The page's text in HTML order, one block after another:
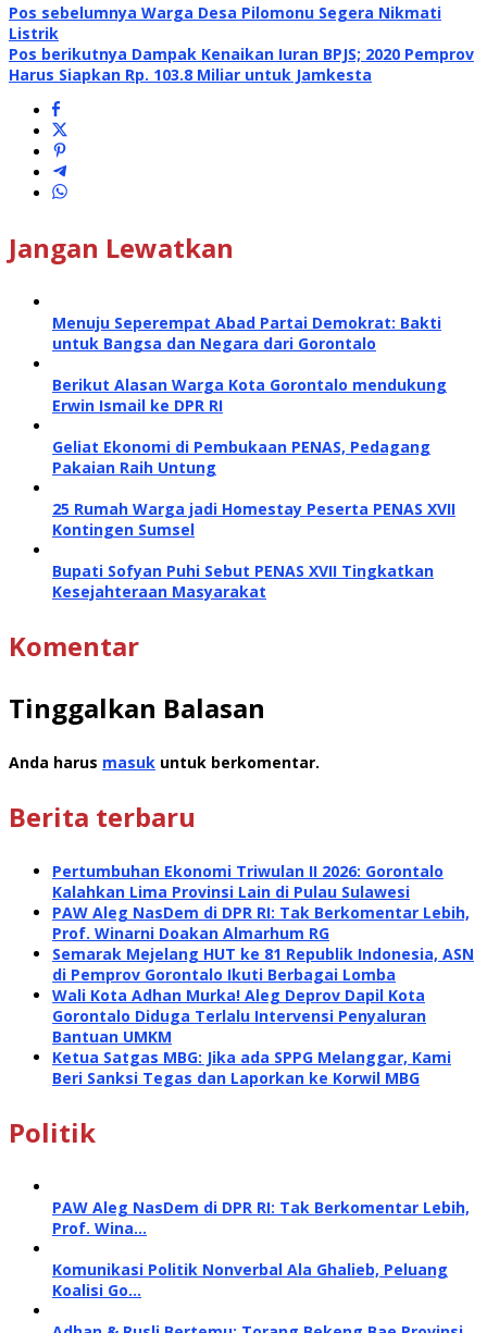
Pos sebelumnya Warga Desa Pilomonu Segera Nikmati
Listrik
Pos berikutnya Dampak Kenaikan Iuran BPJS; 2020 Pemprov
Harus Siapkan Rp. 103.8 Miliar untuk Jamkesta
Jangan Lewatkan
Menuju Seperempat Abad Partai Demokrat: Bakti
untuk Bangsa dan Negara dari Gorontalo
Berikut Alasan Warga Kota Gorontalo mendukung
Erwin Ismail ke DPR RI
Geliat Ekonomi di Pembukaan PENAS, Pedagang
Pakaian Raih Untung
25 Rumah Warga jadi Homestay Peserta PENAS XVII
Kontingen Sumsel
Bupati Sofyan Puhi Sebut PENAS XVII Tingkatkan
Kesejahteraan Masyarakat
Komentar
Tinggalkan Balasan
Anda harus masuk untuk berkomentar.
Berita terbaru
Pertumbuhan Ekonomi Triwulan II 2026: Gorontalo
Kalahkan Lima Provinsi Lain di Pulau Sulawesi
PAW Aleg NasDem di DPR RI: Tak Berkomentar Lebih,
Prof. Winarni Doakan Almarhum RG
Semarak Mejelang HUT ke 81 Republik Indonesia, ASN
di Pemprov Gorontalo Ikuti Berbagai Lomba
Wali Kota Adhan Murka! Aleg Deprov Dapil Kota
Gorontalo Diduga Terlalu Intervensi Penyaluran
Bantuan UMKM
Ketua Satgas MBG: Jika ada SPPG Melanggar, Kami
Beri Sanksi Tegas dan Laporkan ke Korwil MBG
Politik
PAW Aleg NasDem di DPR RI: Tak Berkomentar Lebih,
Prof. Wina…
Komunikasi Politik Nonverbal Ala Ghalieb, Peluang
Koalisi Go…